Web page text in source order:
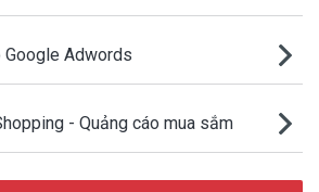
Google Adwords
- Quảng cáo mua sắm